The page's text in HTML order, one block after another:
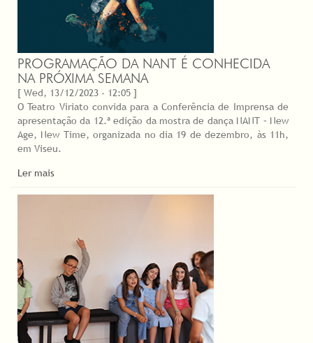
PROGRAMAÇÃO DA NANT É CONHECIDA
NA PRÓXIMA SEMANA
[ Wed, 13/12/2023 - 12:05 ]
O Teatro Viriato convida para a Conferência de Imprensa de
apresentação da 12.ª edição da mostra de dança NANT – New
Age, New Time, organizada no dia 19 de dezembro, às 11h,
em Viseu.
Ler mais